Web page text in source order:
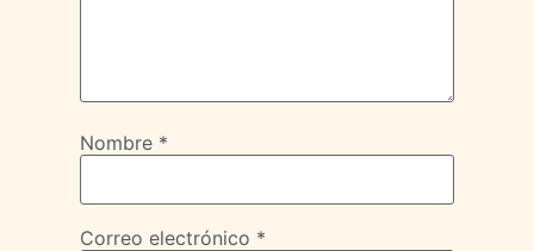
Nombre *
Correo electrónico *